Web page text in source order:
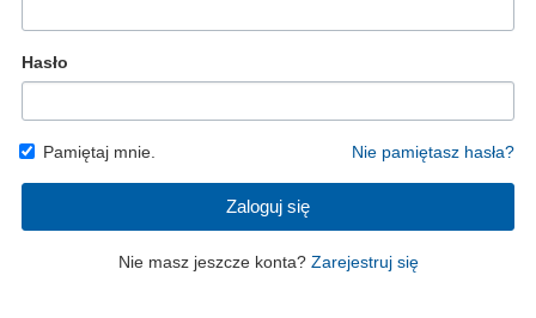
Hasło
Pamiętaj mnie. Nie pamiętasz hasła?
Zaloguj się
Nie masz jeszcze konta? Zarejestruj się